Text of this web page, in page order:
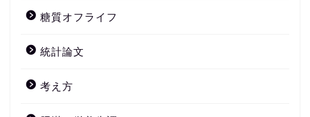
糖質オフライフ
統計論文
考え方